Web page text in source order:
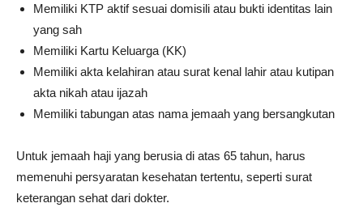
Memiliki KTP aktif sesuai domisili atau bukti identitas lain
yang sah
Memiliki Kartu Keluarga (KK)
Memiliki akta kelahiran atau surat kenal lahir atau kutipan
akta nikah atau ijazah
Memiliki tabungan atas nama jemaah yang bersangkutan
Untuk jemaah haji yang berusia di atas 65 tahun, harus
memenuhi persyaratan kesehatan tertentu, seperti surat
keterangan sehat dari dokter.